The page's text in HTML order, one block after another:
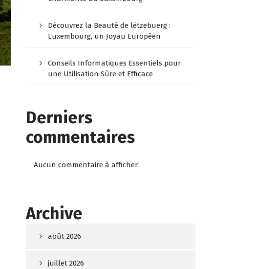
Découvrez la Beauté de lëtzebuerg :
Luxembourg, un Joyau Européen
Conseils Informatiques Essentiels pour
une Utilisation Sûre et Efficace
Derniers
commentaires
Aucun commentaire à afficher.
Archive
août 2026
juillet 2026